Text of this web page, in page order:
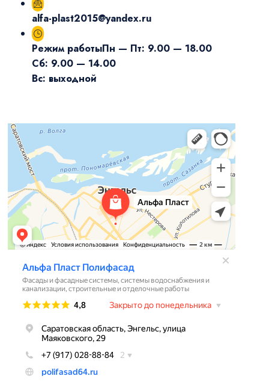
alfa-plast2015@yandex.ru
Режим работыПн — Пт: 9.00 — 18.00
Сб: 9.00 — 14.00
Вс: выходной